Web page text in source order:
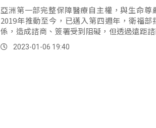
亞洲第一部完整保障醫療自主權，與生命尊
2019年推動至今，已邁入第四週年，衛福
係，造成諮商、簽署受到阻礙，但透過遠距
據統計，...。
2023-01-06 19:40